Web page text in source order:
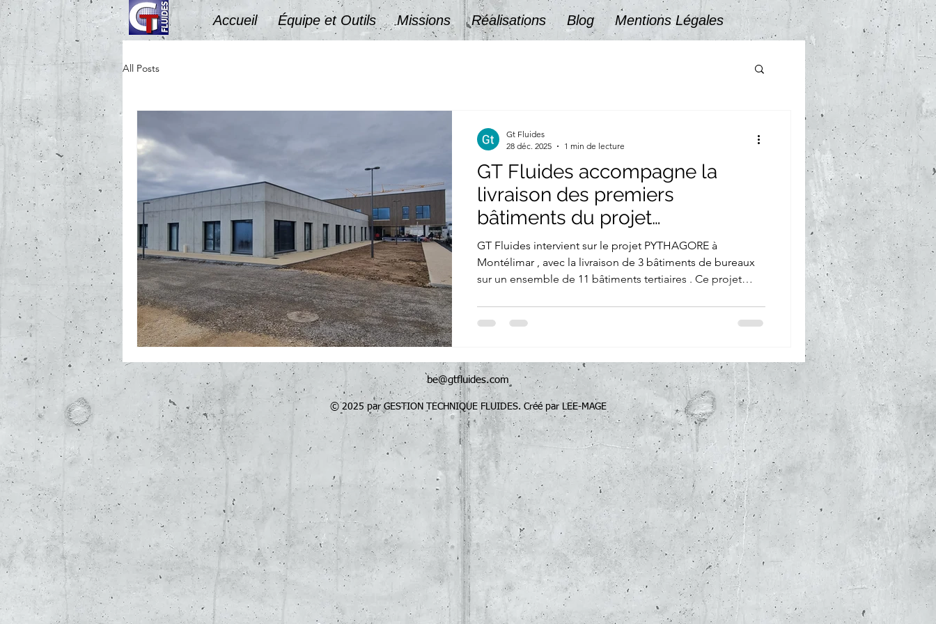
Accueil Équipe et Outils Missions Réalisations Blog Mentions Légales
All Posts
GT Fluides accompagne la
livraison des premiers
bâtiments du projet
PYTHAGORE à Montélimar
GT Fluides intervient sur le projet PYTHAGORE à
Montélimar , avec la livraison de 3 bâtiments de bureaux
sur un ensemble de 11 bâtiments tertiaires . Ce projet
conception jusqu’au suivi d’exécution. Une mission
Dans le cadre de cette opération, GT Fluides a assuré : la
réalisation des études thermiques RT2012 , les demand
Gt Fluides
28 déc. 2025
1 min de lecture
be@gtfluides.com
© 2025 par GESTION TECHNIQUE FLUIDES. Créé par LEE-MAGE